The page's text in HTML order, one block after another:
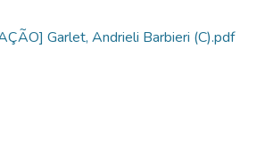
Garlet, Andrieli Barbieri (C).pdf